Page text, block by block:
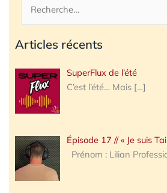
Rechercher :
Articles récents
SuperFlux de l’été
C’est l’été… Mais […]
Épisode 17 // « Je suis
Prénom : Lilian